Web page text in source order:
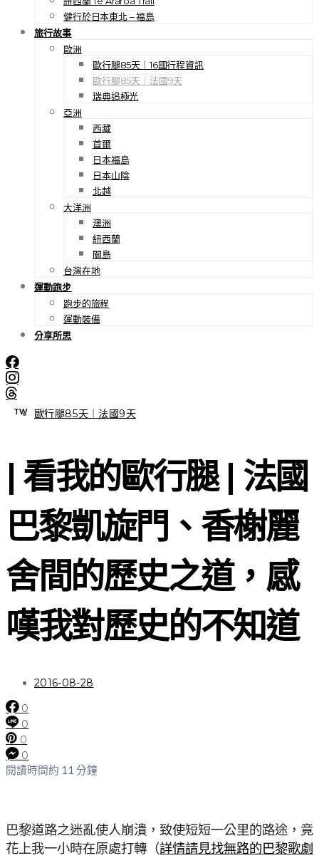
健行於日本東北 – 福島
旅行故事
歐洲
歐行腿85天｜16國行程資訊
歐行腿85天｜法國9天
瑞典追極光
亞洲
西藏
首爾
日本福島
日本山陰
北越
大洋洲
澳洲
紐西蘭
關島
台灣在地
運動跑步
跑步的旅程
運動裝備
分享所思
TW | EN
歐行腿85天｜法國9天
| 看我的歐行腿 | 法國
巴黎凱旋門、香榭麗
舍間的歷史之道，感
嘆我對歷史的不知道
2016-08-28
0
0
0
0
閱讀時間約 11 分鐘
巴黎道路之迷亂使人崩潰，致使短短一公里的路途，竟
花上我一小時在原處打轉（詳情請見找無路的巴黎歌劇